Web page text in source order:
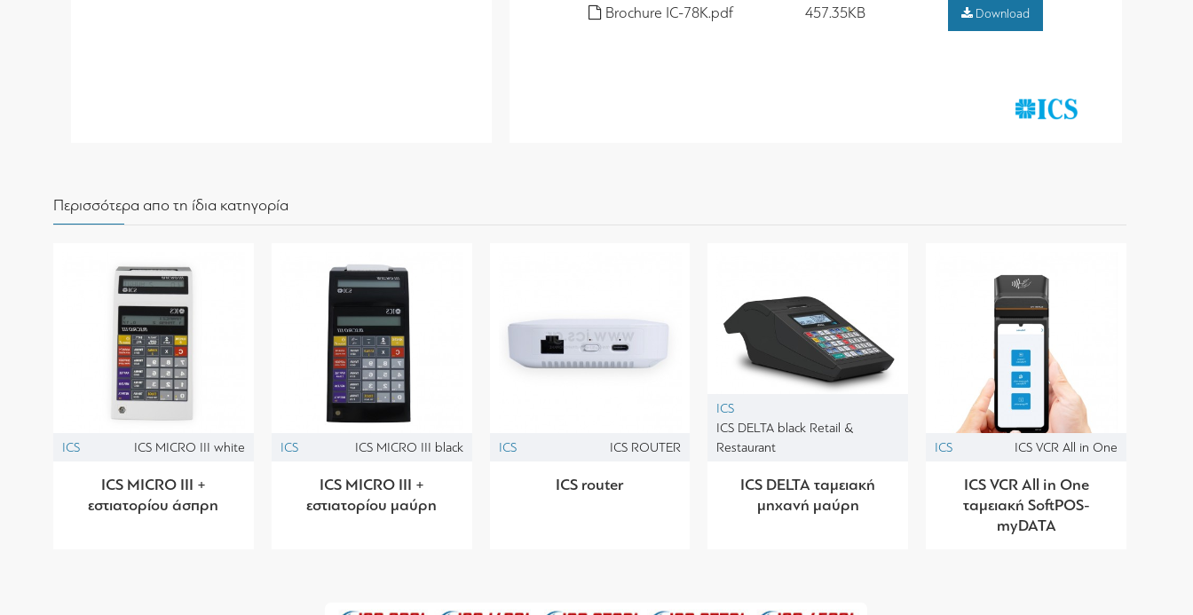
Brochure IC-78K.pdf 457.35KB Download
Περισσότερα απο τη ίδια κατηγορία
ICS ICS MICRO III white
ICS MICRO III +
εστιατορίου άσπρη
ICS ICS MICRO III black
ICS MICRO III +
εστιατορίου μαύρη
ICS ICS ROUTER
ICS router
ICS
ICS DELTA black Retail &
Restaurant
ICS DELTA ταμειακή
μηχανή μαύρη
ICS ICS VCR All in One
ICS VCR All in One
ταμειακή SoftPOS-
myDATA